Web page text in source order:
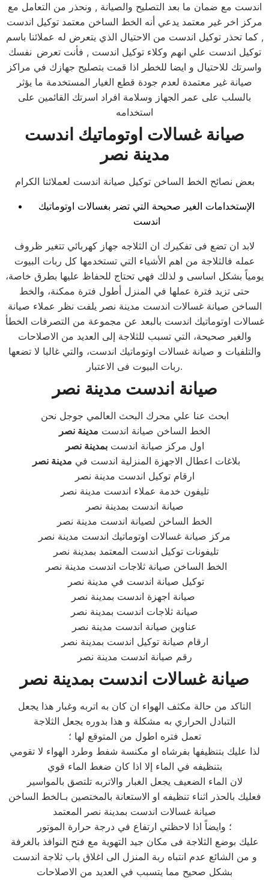
اندست مع ضمان ما بعد التصليح والصيانة , ونحذر من التعامل مع
مركز اخر غير معتمد يدعي أنه الخط الساخن معتمد توكيل اندست
, كما تحذر توكيل اندست من الاحتيال الذي يتعرض له عملائنا باسم
توكيل اندست علي انهم وكلاء توكيل اندست , فأنت تعرض نفسك
واسرتك للاحتيال و ايضا للخطر اذا قمت بتصليح جهازك في مراكز
صيانة غير معتمدة لعدم جودة قطع الغيار المستخدمة ما يؤثر
بالسلب على عمر الجهاز وسلامة افراد اسرتك القائمين على
استخدامه
صيانة غسالات اوتوماتيك اندست
مدينة نصر
بعض نصائح الخط الساخن توكيل صيانة اندست لعملائنا الكرام
الإستخدامات الغير صحيحة التي تضر بغسالات اوتوماتيك
اندست
لابد ان تضع فى تفكيرك ان الثلاجه جهاز كهربائي تتغير ظروف
عمله فالثلاجة من اهم الأشياء التي تستخدمها كل ربات البيوت
يومياً بشكل اساسى و لذلك فهي تحتاج للحفاظ عليها بطرق خاصة،
حتى تزيد فترة عملها في المنزل أطول فترة ممكنة، والخط
الساخن صيانة غسالات اندست مدينة نصر يلفت نظر عملاء صيانة
غسالات اوتوماتيك اندست بالبعد عن مجموعة من التصرفات الخطأ
والغير صحيحة، التي تسبب للثلاجة إلى العديد من الاصلاحات
والتلفيات و صيانة غسالات اوتوماتيك اندست، والتي غالبا لا تضعها
ربات البيوت فى الاعتبار.
صيانة اندست مدينة نصر
ابحث عنا علي محرك البحث العالمي جوجل نحن
الخط الساخن صيانة اندست مدينة نصر
اول مركز صيانة اندستبمدينة نصر
بلاغات اعطال الاجهزة المنزلية اندست في مدينة نصر
ارقام توكيل اندست مدينة نصر
تليفون خدمة عملاء اندست مدينة نصر
صيانة اندست بمدينة نصر
الخط الساخن لصيانة اندست مدينة نصر
مركز صيانة غسالات اوتوماتيك اندست مدينة نصر
تليفونات توكيل اندست المعتمد بمدينة نصر
الخط الساخن صيانة ثلاجات اندست مدينة نصر
توكيل صيانة اندست في مدينة نصر
صيانة اجهزة اندست بمدينة نصر
صيانة ثلاجات اندست بمدينة نصر
عناوين صيانة اندست مدينة نصر
ارقام صيانة توكيل اندست بمدينة نصر
رقم صيانة اندست مدينة نصر
صيانة غسالات اندست بمدينة نصر
التاكد من حالة مكثف الهواء ان كان به اتربه وغبار هذا يجعل
التبادل الحراري به مشكلة و هذا بدوره يجعل الثلاجة
تعمل فتره اطول من المتوقع لها ؛
لذا عليك بتنظيفها بفرشاه او مكنسة شفط وطرد الهواء لا تقومي
بتنظيفه في الماء إلا اذا كان ضغط الماء قوي
لان الماء الضعيف يجعل الغبار والاتربه تلتصق بالمواسير
فعليك بالحذر اثناء تنظيفه او الاستعانة بالمختصين بـالخط الساخن
صيانة غسالات اندست بمدينة نصر المعتمد
؛ وايضاً اذا لاحظتي ارتفاع في درجة حرارة الموتور
عليك بوضع الثلاجة فى مكان جيد التهوية مع فتح النوافذ بالغرفة
و من الشائع عدم انتباه ربة المنزل الى اغلاق باب ثلاجة اندست
بشكل صحيح مما يتسبب في العديد من الاصلاحات